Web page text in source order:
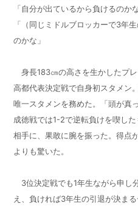
「自分が出ているから負けるのかな
「（同じミドルブロッカーで3年
のかな」
身長183㎝の高さを生かしたプ
高都代表決定戦で自身初スタメン。
唯一スタメンを務めた。「頭が真
成徳戦では1-2で逆転負けを喫し
相手に、果敢に腕を振った。得点
よりも驚いた。
3位決定戦でも1年生ながら申し
え、負ければ3年生の引退が決ま